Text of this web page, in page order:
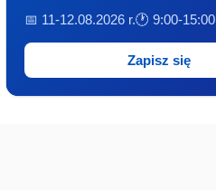
📅 11-12.08.2026 r.🕐 9:00-15:00
Zapisz się